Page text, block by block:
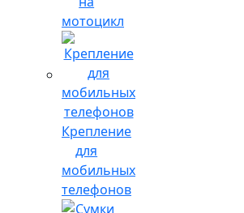
мотоцикл
Крепление
для
мобильных
телефонов